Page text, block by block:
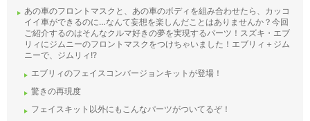
あの車のフロントマスクと、あの車のボディを組み合わせたら、カッコ
イイ車ができるのに…なんて妄想を楽しんだことはありませんか？今回
ご紹介するのはそんなクルマ好きの夢を実現するパーツ！スズキ・エブ
リィにジムニーのフロントマスクをつけちゃいました！エブリィ＋ジム
ニーで、ジムリィ!?
エブリィのフェイスコンバージョンキットが登場！
驚きの再現度
フェイスキット以外にもこんなパーツがついてるぞ！